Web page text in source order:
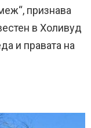
признава
в Холивуд
и правата на